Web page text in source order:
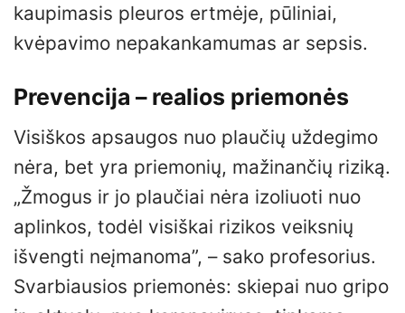
kaupimasis pleuros ertmėje, pūliniai,
kvėpavimo nepakankamumas ar sepsis.
Prevencija – realios priemonės
Visiškos apsaugos nuo plaučių uždegimo
nėra, bet yra priemonių, mažinančių riziką.
„Žmogus ir jo plaučiai nėra izoliuoti nuo
aplinkos, todėl visiškai rizikos veiksnių
išvengti neįmanoma”, – sako profesorius.
Svarbiausios priemonės: skiepai nuo gripo